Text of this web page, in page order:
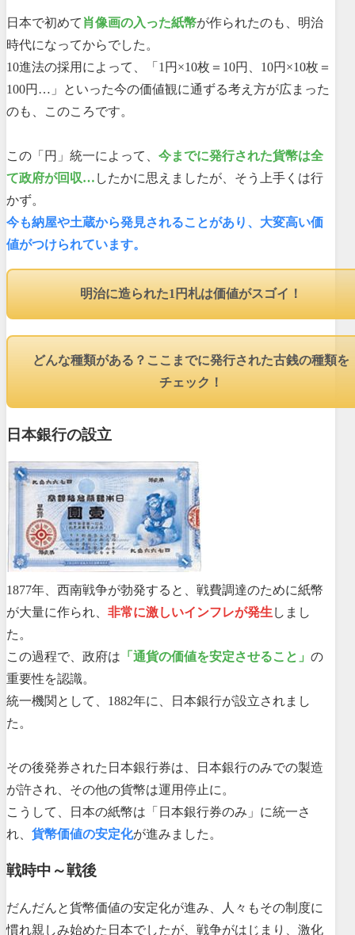
日本で初めて 肖像画の入った紙幣が作られたのも、明治
時代になってからでした。
10進法の採用によって、「1円×10枚＝10円、10円×10枚＝
100円…」といった今の価値観に通ずる考え方が広まった
のも、このころです。
この「円」統一によって、 今までに発行された貨幣は全
て政府が回収… したかに思えましたが、そう上手くは行
かず。
今も納屋や土蔵から発見されることがあり、大変高い価
値がつけられています。
明治に造られた1円札は価値がスゴイ！
どんな種類がある？ここまでに発行された古銭の種類を
チェック！
日本銀行の設立
1877年、西南戦争が勃発すると、戦費調達のために紙幣
が大量に作られ、 非常に激しいインフレが発生 しまし
た。
この過程で、政府は 「通貨の価値を安定させること」 の
重要性を認識。
統一機関として、1882年に、日本銀行が設立されまし
た。
その後発券された日本銀行券は、日本銀行のみでの製造
が許され、その他の貨幣は運用停止に。
こうして、日本の紙幣は「日本銀行券のみ」に統一さ
れ、 貨幣価値の安定化が進みました。
戦時中～戦後
だんだんと貨幣価値の安定化が進み、人々もその制度に
慣れ親しみ始めた日本でしたが、戦争がはじまり、激化